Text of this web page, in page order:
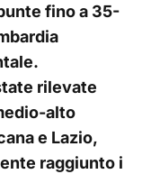
fino a 35-
rilevate
alto
e Lazio,
raggiunto i